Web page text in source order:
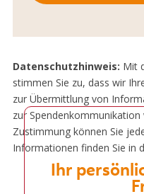
Datenschutzhinweis: Mit
stimmen Sie zu, dass wir
zur Übermittlung von
zur
Zustimmung können Sie
Informationen finden Sie in
Ihr